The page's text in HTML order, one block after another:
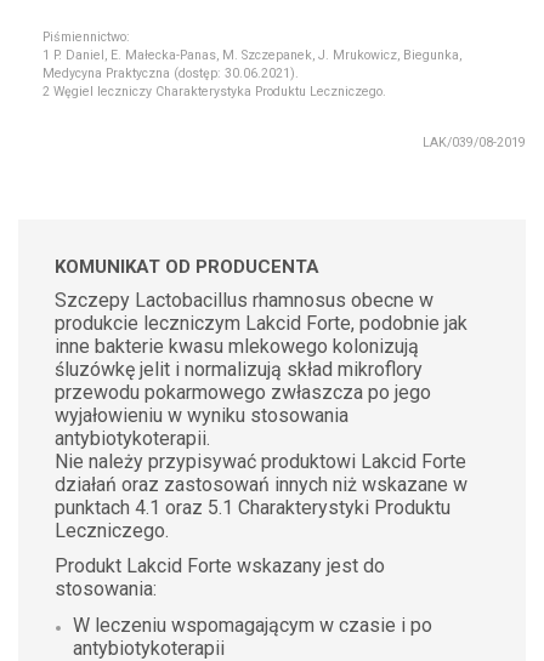
Piśmiennictwo:
1 P. Daniel, E. Małecka-Panas, M. Szczepanek, J. Mrukowicz, Biegunka,
Medycyna Praktyczna (dostęp: 30.06.2021).
2 Węgiel leczniczy Charakterystyka Produktu Leczniczego.
LAK/039/08-2019
KOMUNIKAT OD PRODUCENTA
Szczepy Lactobacillus rhamnosus obecne w
produkcie leczniczym Lakcid Forte, podobnie jak
inne bakterie kwasu mlekowego kolonizują
śluzówkę jelit i normalizują skład mikroflory
przewodu pokarmowego zwłaszcza po jego
wyjałowieniu w wyniku stosowania
antybiotykoterapii.
Nie należy przypisywać produktowi Lakcid Forte
działań oraz zastosowań innych niż wskazane w
punktach 4.1 oraz 5.1 Charakterystyki Produktu
Leczniczego.
Produkt Lakcid Forte wskazany jest do
stosowania:
W leczeniu wspomagającym w czasie i po
antybiotykoterapii